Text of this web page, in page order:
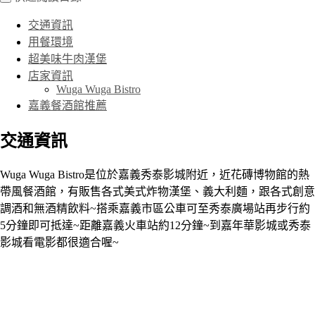
交通資訊
用餐環境
超美味牛肉漢堡
店家資訊
Wuga Wuga Bistro
嘉義餐酒館推薦
交通資訊
Wuga Wuga Bistro是位於嘉義秀泰影城附近，近花磚博物館的熱
帶風餐酒館，有販售各式美式炸物漢堡、義大利麵，跟各式創意
調酒和無酒精飲料~搭乘嘉義市區公車可至秀泰廣場站再步行約
5分鐘即可抵達~距離嘉義火車站約12分鐘~到嘉年華影城或秀泰
影城看電影都很適合喔~